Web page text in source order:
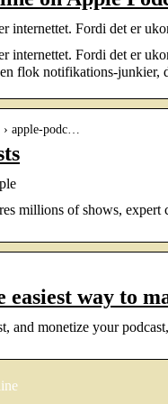
internettet. Fordi det er
internettet. Fordi det er
flok notifikations-junkier,
apple-podc…
millions of shows,
easiest way to
and monetize your